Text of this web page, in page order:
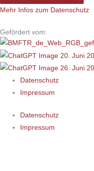
Mehr Infos zum Datenschutz
Gefördert vom:
Datenschutz
Impressum
Datenschutz
Impressum